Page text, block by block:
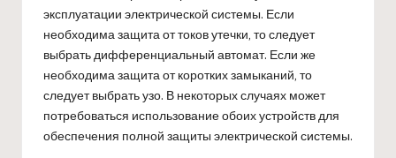
эксплуатации электрической системы. Если
необходима защита от токов утечки, то следует
выбрать дифференциальный автомат. Если же
необходима защита от коротких замыканий, то
следует выбрать узо. В некоторых случаях может
потребоваться использование обоих устройств для
обеспечения полной защиты электрической системы.